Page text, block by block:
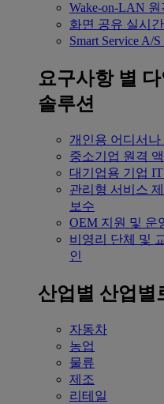
Wake-on-LAN 원
화면 공유 실시
Smart Service A/
요구사항 별
솔루션
개인용 어디서나
중소기업 원격
대기업용 기업
관리형 서비스
보수
OEM 지원 및 운
비영리 단체 및
인
산업별 산업별
자동차
농업
물류
제조
리테일